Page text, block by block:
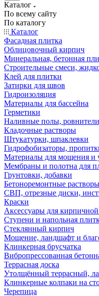
Каталог
По всему сайту
По каталогу
Каталог
Фасадная плитка
Облицовочный кирпич
Минеральная, бетонная
Строительные смеси,
Клей для плитки
Затирки для швов
Гидроизоляция
Материалы для бассейна
Герметики
Наливные полы,
Кладочные растворы
Штукатурки, шпаклевки
Гидрофобизаторы,
Материалы для мощения и
Мембраны и полотна для
Грунтовки, добавки
Бетоноремонтные растворы
СВП, отрезные диски,
Краски
Аксессуары для
Ступени и напольная
Cтеклянный кирпич
Мощение, ландшафт и
Клинкерная брусчатка
Вибропрессованная
Террасная доска
Утолщённый террасный,
Клинкерные колпаки на
Черепица